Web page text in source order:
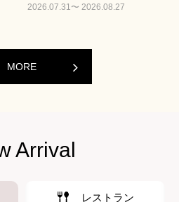
2026.07.31〜 2026.08.27
MORE
Arrival
レストラン